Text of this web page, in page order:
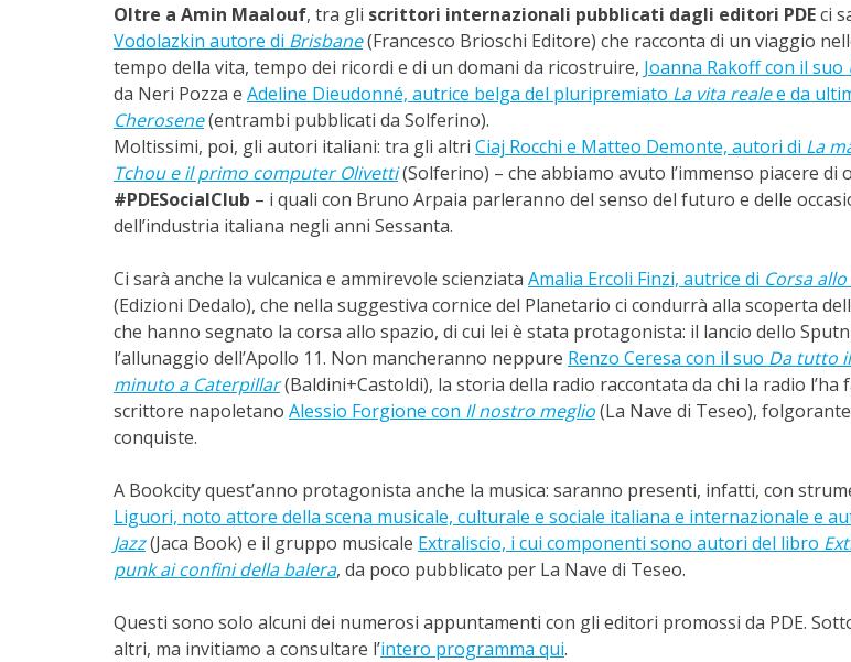
Oltre a Amin Maalouf, tra gli scrittori internazionali pubblicati dagli editori PDEci
Vodolazkin autore di Brisbane(Francesco Brioschi Editore) che racconta di un viaggio
tempo della vita, tempo dei ricordi e di un domani da ricostruire, Joanna Rakoff con il suo
da Neri Pozza e Adeline Dieudonné, autrice belga del pluripremiato La vita realee da
Cherosene(entrambi pubblicati da Solferino).
Moltissimi, poi, gli autori italiani: tra gli altri Ciaj Rocchi e Matteo Demonte, autori di La
Tchou e il primo computer Olivetti(Solferino) – che abbiamo avuto l’immenso piacere di
#PDESocialClub – i quali con Bruno Arpaia parleranno del senso del futuro e delle
dell’industria italiana negli anni Sessanta.
Ci sarà anche la vulcanica e ammirevole scienziata Amalia Ercoli Finzi, autrice di Corsa
(Edizioni Dedalo), che nella suggestiva cornice del Planetario ci condurrà alla scoperta
che hanno segnato la corsa allo spazio, di cui lei è stata protagonista: il lancio dello
l’allunaggio dell’Apollo 11. Non mancheranno neppure Renzo Ceresa con il suo Da tutto
minuto a Caterpillar(Baldini+Castoldi), la storia della radio raccontata da chi la radio l’ha
scrittore napoletano Alessio Forgione con Il nostro meglio(La Nave di Teseo),
conquiste.
A Bookcity quest’anno protagonista anche la musica: saranno presenti, infatti, con
Liguori, noto attore della scena musicale, culturale e sociale italiana e internazionale e
Jazz(Jaca Book) e il gruppo musicale Extraliscio, i cui componenti sono autori del libro
punk ai confini della balera, da poco pubblicato per La Nave di Teseo.
Questi sono solo alcuni dei numerosi appuntamenti con gli editori promossi da PDE.
altri, ma invitiamo a consultare l’intero programma qui.